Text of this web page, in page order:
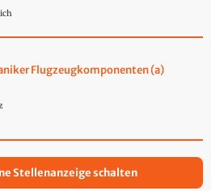
Flugzeugkomponenten (a)
Stellenanzeige schalten